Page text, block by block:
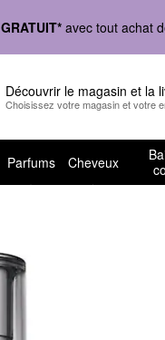
GRATUIT* avec tout achat
Découvrir le magasin et la
Choisissez votre magasin et votre
Parfums Cheveux